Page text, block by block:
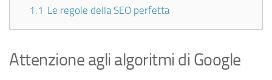
1.1 Le regole della SEO perfetta
Attenzione agli algoritmi di Google